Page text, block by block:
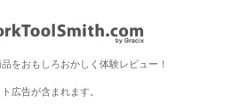
をおもしろおかしく体験レビュー！
広告が含まれます。